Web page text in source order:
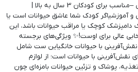
🐶 ست بازی حیوانات خانگی –مناسب برای کودکان 3 سال به بالا |
و آموزشیاگر کودک شما عاشق حیوانات است یا
کوچک یا مراقب حیوانات باشد، این
عالی برای اوست!✨ ویژگی‌های برجسته
با حیوانات خانگیاین ست شامل
نقش‌آفرینی با حیوانات است؛ از لوازم
پوشاک و تزئین حیوانات بامزه‌ای چون